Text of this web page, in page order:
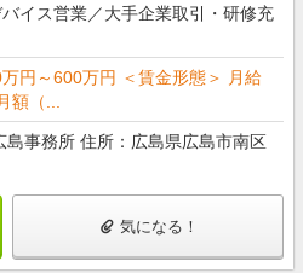
バイス営業／大手企業取引・研修充
円～600万円 ＜賃金形態＞ 月給
額（...
島事務所 住所：広島県広島市南区
気になる！